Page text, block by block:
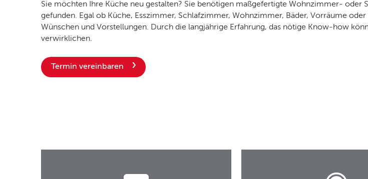
Sie möchten Ihre Küche neu gestalten? Sie benötigen maßgefertigte Wohnzimmer- oder
gefunden. Egal ob Küche, Esszimmer, Schlafzimmer, Wohnzimmer, Bäder, Vorräume
Wünschen und Vorstellungen. Durch die langjährige Erfahrung, das nötige Know-how
verwirklichen.
Termin vereinbaren